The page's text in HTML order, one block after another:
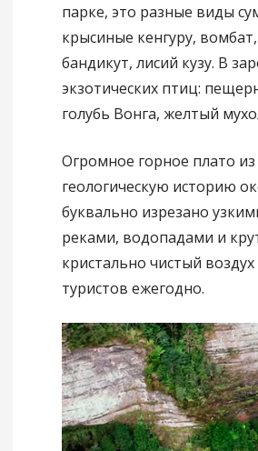
парке, это разные виды
крысиные кенгуру,
бандикут, лисий кузу. В
экзотических птиц:
голубь Вонга, желтый
Огромное горное плато
геологическую историю
буквально изрезано
реками, водопадами и
кристально чистый
туристов ежегодно.